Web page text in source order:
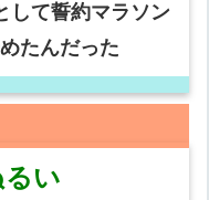
して誓約マラソン
たんだった
い